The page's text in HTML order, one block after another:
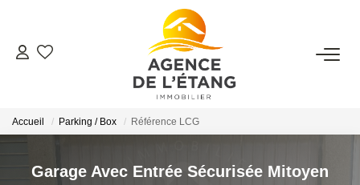
ACHETER
LOUER
ESTIMER
Accueil Parking / Box Référence LCG
Garage Avec Entrée Sécurisée Mitoyen